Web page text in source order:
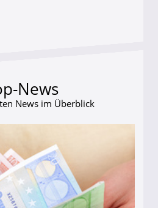
News
News im Überblick